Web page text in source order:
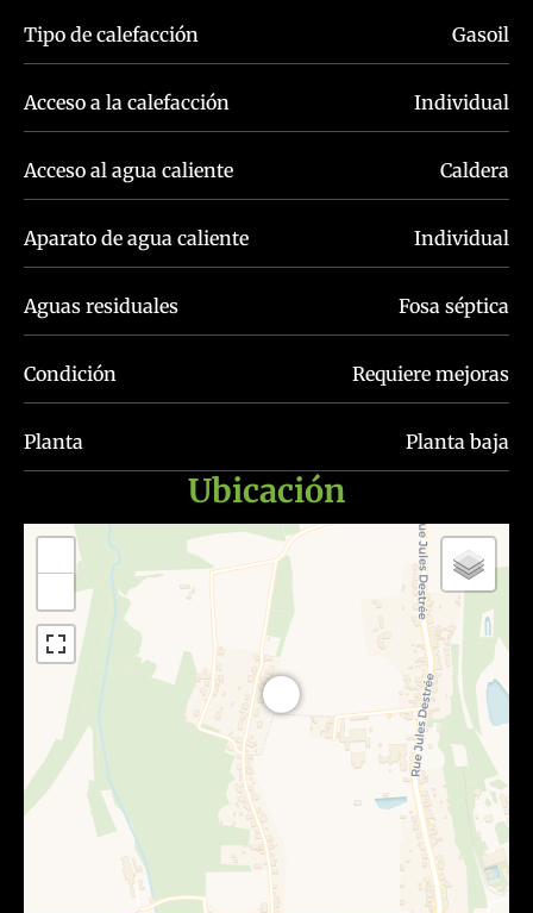
Tipo de calefacción Gasoil
Acceso a la calefacción Individual
Acceso al agua caliente Caldera
Aparato de agua caliente Individual
Aguas residuales Fosa séptica
Condición Requiere mejoras
Planta Planta baja
Ubicación